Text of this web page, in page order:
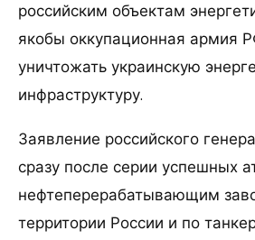
российским объектам
якобы оккупационная армия
уничтожать украинскую
инфраструктуру.
Заявление российского
сразу после серии успешных
нефтеперерабатывающим
территории России и по